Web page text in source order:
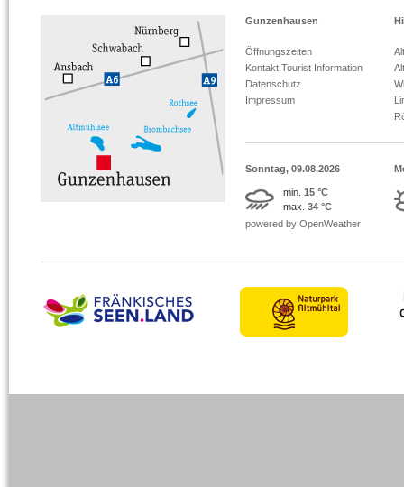
Gunzenhausen
Öffnungszeiten
Kontakt Tourist Information
Datenschutz
Impressum
Sonntag, 09.08.2026
min. 15 °C
max. 34 °C
powered by OpenWeather